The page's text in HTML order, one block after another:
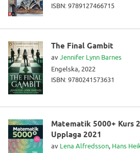
ISBN: 9789127466715
The Final Gambit
avJennifer Lynn Barnes
Engelska, 2022
ISBN: 9780241573631
Matematik 5000+ Kurs
Upplaga 2021
av Lena Alfredsson, Hans